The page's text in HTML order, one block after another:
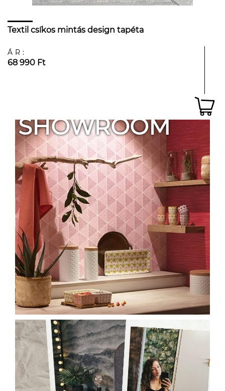
Textil csíkos mintás design tapéta
ÁR:
68 990 Ft
SHOWROOM